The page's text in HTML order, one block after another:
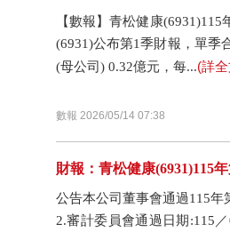
【數報】青松健康
(6931)公布第1季財報，單季
(母公司) 0.32億元，每...(詳
數報 2026/05/14 07:38
財報：青松健康(6931)115
公告本公司董事會通過115年
2.審計委員會通過日期:115